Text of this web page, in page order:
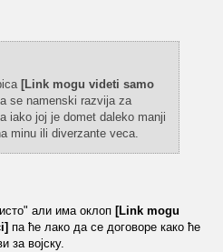
[Link mogu videti samo
se namenski razvija za
iako joj je domet daleko manji
minu ili diverzante veca.
али има оклоп [Link mogu
па ће лако да се договоре како ће
за војску.